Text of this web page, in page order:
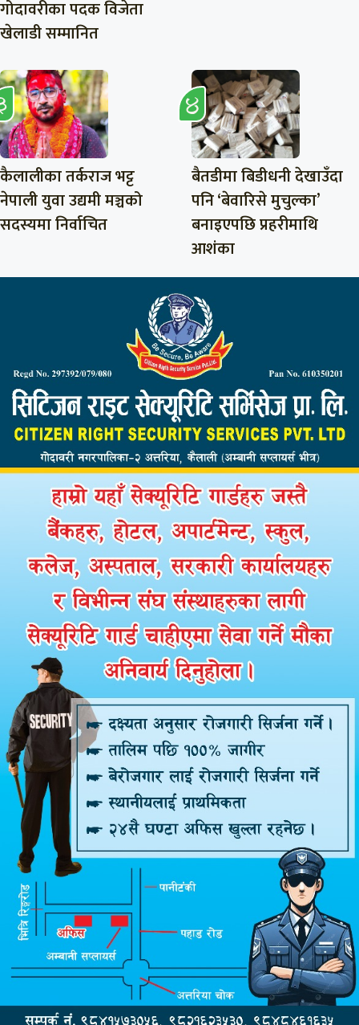
गोदावरीका पदक विजेता
खेलाडी सम्मानित
कैलालीका तर्कराज भट्ट
नेपाली युवा उद्यमी मञ्चको
सदस्यमा निर्वाचित
बैतडीमा बिडीधनी देखाउँदा
पनि ‘बेवारिसे मुचुल्का’
बनाइएपछि प्रहरीमाथि
आशंका